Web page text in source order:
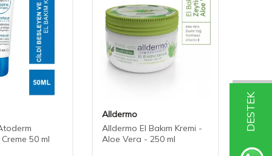
DESTEK
50 ml
Alldermo
Alldermo El Bakım Kremi -
Aloe Vera - 250 ml
Cire
Cire